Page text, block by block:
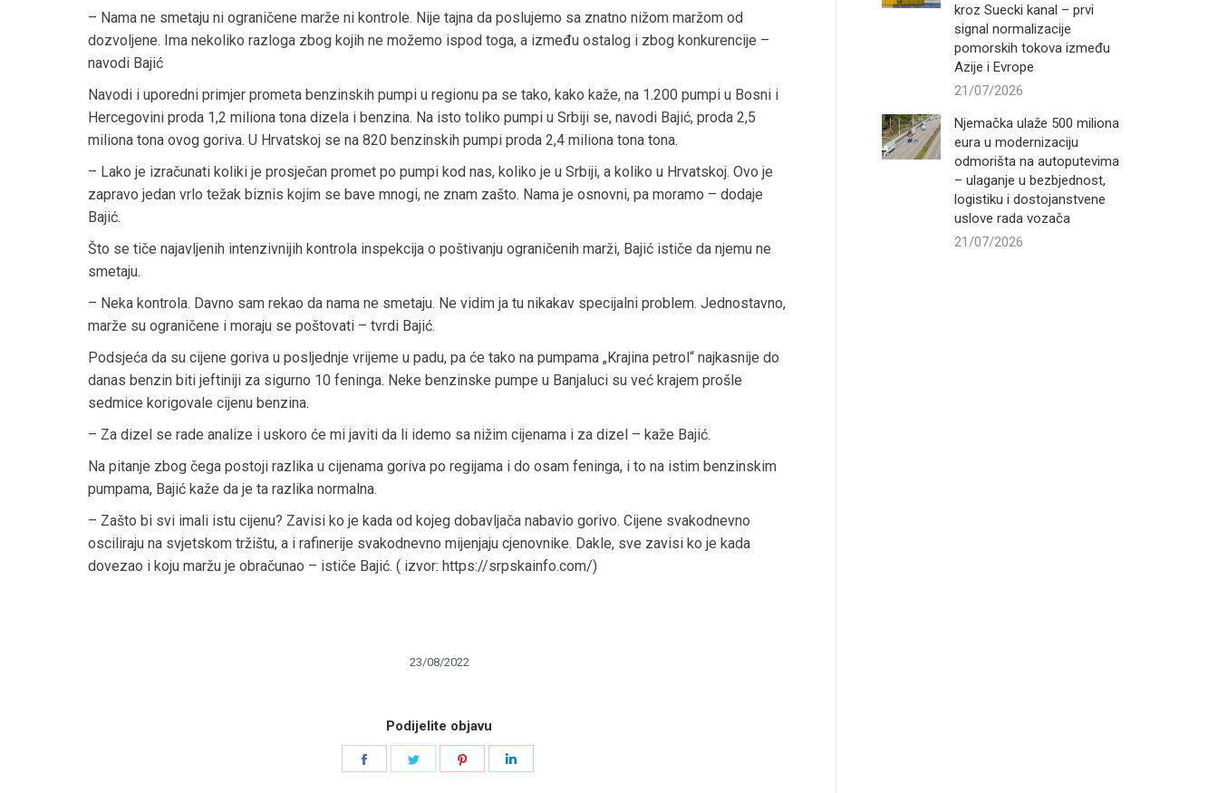
– Nama ne smetaju ni ograničene marže ni kontrole. Nije tajna da poslujemo sa znatno nižom maržom od
dozvoljene. Ima nekoliko razloga zbog kojih ne možemo ispod toga, a između ostalog i zbog konkurencije –
navodi Bajić
Navodi i uporedni primjer prometa benzinskih pumpi u regionu pa se tako, kako kaže, na 1.200 pumpi u Bosni i
Hercegovini proda 1,2 miliona tona dizela i benzina. Na isto toliko pumpi u Srbiji se, navodi Bajić, proda 2,5
miliona tona ovog goriva. U Hrvatskoj se na 820 benzinskih pumpi proda 2,4 miliona tona tona.
– Lako je izračunati koliki je prosječan promet po pumpi kod nas, koliko je u Srbiji, a koliko u Hrvatskoj. Ovo je
zapravo jedan vrlo težak biznis kojim se bave mnogi, ne znam zašto. Nama je osnovni, pa moramo – dodaje
Bajić.
Što se tiče najavljenih intenzivnijih kontrola inspekcija o poštivanju ograničenih marži, Bajić ističe da njemu ne
smetaju.
– Neka kontrola. Davno sam rekao da nama ne smetaju. Ne vidim ja tu nikakav specijalni problem. Jednostavno,
marže su ograničene i moraju se poštovati – tvrdi Bajić.
Podsjeća da su cijene goriva u posljednje vrijeme u padu, pa će tako na pumpama „Krajina petrol“ najkasnije do
danas benzin biti jeftiniji za sigurno 10 feninga. Neke benzinske pumpe u Banjaluci su već krajem prošle
sedmice korigovale cijenu benzina.
– Za dizel se rade analize i uskoro će mi javiti da li idemo sa nižim cijenama i za dizel – kaže Bajić.
Na pitanje zbog čega postoji razlika u cijenama goriva po regijama i do osam feninga, i to na istim benzinskim
pumpama, Bajić kaže da je ta razlika normalna.
– Zašto bi svi imali istu cijenu? Zavisi ko je kada od kojeg dobavljača nabavio gorivo. Cijene svakodnevno
osciliraju na svjetskom tržištu, a i rafinerije svakodnevno mijenjaju cjenovnike. Dakle, sve zavisi ko je kada
dovezao i koju maržu je obračunao – ističe Bajić. ( izvor: https://srpskainfo.com/)
23/08/2022
Podijelite objavu
Share
kroz Suecki kanal – prvi
signal normalizacije
pomorskih tokova između
Azije i Evrope
21/07/2026
Njemačka ulaže 500 miliona
eura u modernizaciju
odmorišta na autoputevima
– ulaganje u bezbjednost,
logistiku i dostojanstvene
uslove rada vozača
21/07/2026